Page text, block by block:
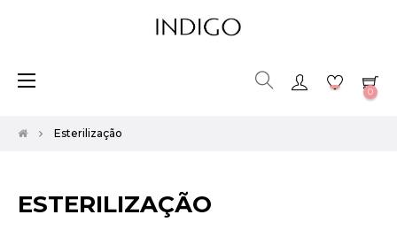
Toggle
☰
0
Esterilização
ESTERILIZAÇÃO